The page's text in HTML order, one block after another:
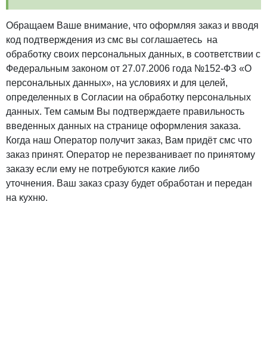
Обращаем Ваше внимание, что оформляя заказ и вводя
код подтверждения из смс вы соглашаетесь на
обработку своих персональных данных, в соответствии с
Федеральным законом от 27.07.2006 года №152-ФЗ «О
персональных данных», на условиях и для целей,
определенных в Согласии на обработку персональных
данных. Тем самым Вы подтверждаете правильность
введенных данных на странице оформления заказа.
Когда наш Оператор получит заказ, Вам придёт смс что
заказ принят. Оператор не перезванивает по принятому
заказу если ему не потребуются какие либо
уточнения. Ваш заказ сразу будет обработан и передан
на кухню.